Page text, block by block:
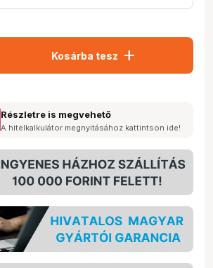
Kosárba tesz add
Részletre is megvehető
A hitelkalkulátor megnyitásához kattintson ide!